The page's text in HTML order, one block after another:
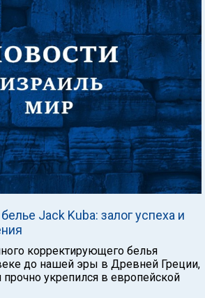
Jack Kuba: залог успеха и
корректирующего белья
до нашей эры в Древней Греции,
укрепился в европейской